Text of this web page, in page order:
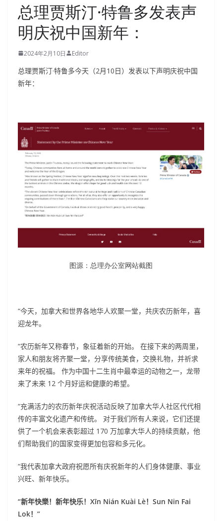
总理贾斯汀·特鲁多发表声
明庆祝中国新年：
2024年2月10日 Editor
总理贾斯汀·特鲁多今天（2月10日）发表以下声明庆祝中国
新年：
图源：总理办公室网站截图
“今天，加拿大和世界各地华人欢聚一堂，共庆农历新年，喜
迎龙年。
“农历新年又称春节，象征着新的开始。
在接下来的两周里，
家人和朋友将齐聚一堂，分享传统美食，交换礼物，并祈求
来年的祝福。
作为中国十二生肖中最幸运的动物之一，龙带
来了未来 12 个月好运和健康的希望。
“充满活力的农历新年庆祝活动反映了加拿大华人社区代代相
传的丰富文化遗产和传统。
对于我们所有人来说，它们还提
供了一个机会来表彰超过 170 万加拿大华人的持续贡献，他
们帮助我们的国家变得更加包容和多元化。
“我代表加拿大政府祝愿所有庆祝新年的人们身体健康、事业
兴旺、新年快乐。
“新年快樂！新年快乐！Xīn Nián Kuài Lè！Sun Nin Fai
Lok！”